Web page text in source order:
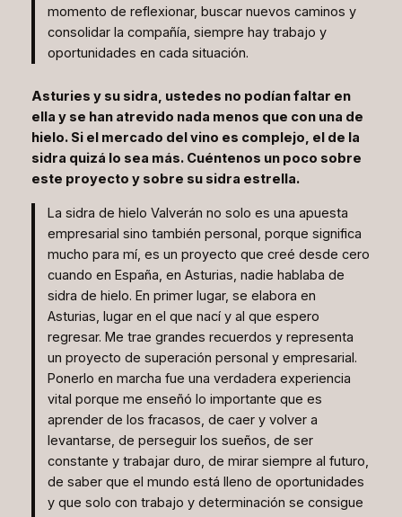
momento de reflexionar, buscar nuevos caminos y
consolidar la compañía, siempre hay trabajo y
oportunidades en cada situación.
Asturies y su sidra, ustedes no podían faltar en
ella y se han atrevido nada menos que con una de
hielo. Si el mercado del vino es complejo, el de la
sidra quizá lo sea más. Cuéntenos un poco sobre
este proyecto y sobre su sidra estrella.
La sidra de hielo Valverán no solo es una apuesta
empresarial sino también personal, porque significa
mucho para mí, es un proyecto que creé desde cero
cuando en España, en Asturias, nadie hablaba de
sidra de hielo. En primer lugar, se elabora en
Asturias, lugar en el que nací y al que espero
regresar. Me trae grandes recuerdos y representa
un proyecto de superación personal y empresarial.
Ponerlo en marcha fue una verdadera experiencia
vital porque me enseñó lo importante que es
aprender de los fracasos, de caer y volver a
levantarse, de perseguir los sueños, de ser
constante y trabajar duro, de mirar siempre al futuro,
de saber que el mundo está lleno de oportunidades
y que solo con trabajo y determinación se consigue